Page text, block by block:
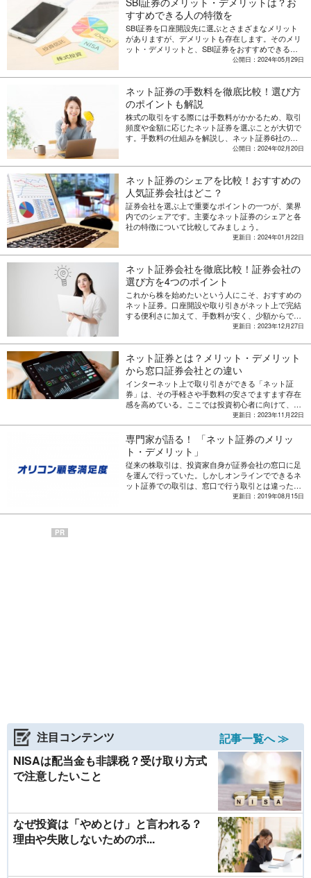
すすめできる人の特徴を
SBI証券を口座開設先に選ぶとさまざまなメリット
がありますが、デメリットも存在します。そのメリ
ット・デメリットと、SBI証券をおすすめできる人
公開日：2024年05月29日
ネット証券の手数料を徹底比較！選び方
のポイントも解説
株式の取引をする際には手数料がかかるため、取引
頻度や金額に応じたネット証券を選ぶことが大切で
す。手数料の仕組みを解説し、ネット証券6社の手
公開日：2024年02月20日
ネット証券のシェアを比較！おすすめの
人気証券会社はどこ？
証券会社を選ぶ上で重要なポイントの一つが、業界
内でのシェアです。主要なネット証券のシェアと各
社の特徴について比較してみましょう。
更新日：2024年01月22日
ネット証券会社を徹底比較！証券会社の
選び方を4つのポイント
これから株を始めたいという人にこそ、おすすめの
ネット証券。口座開設や取り引きがネット上で完結
する便利さに加えて、手数料が安く、少額からでも
始めやすいのが特長だ。一方で、対面でのサポート
集して判断する必要がある。そのため、投資初心者
にとってはおトクに利用でき、自分が必要なサポー
トが手に入る証券会社を選ぶのが大事になる。ここ
では、ネット証券を選ぶにあたって比較するべきポ
イントを紹介する。
更新日：2023年12月27日
ネット証券とは？メリット・デメリット
から窓口証券会社との違い
インターネット上で取り引きができる「ネット証
券」は、その手軽さや手数料の安さでますます存在
感を高めている。ここでは投資初心者に向けて、ネ
ット証券のメリット・デメリットの紹介とともに、
自分に合っているのはどちらなのかを選ぶための基
準を解説する。また、一口に投資といっても「株
式」「FX」「ETF」「先物」……などと商品はさま
ざま。そこで、ネット証券で主に取り扱われる商品
の特徴を簡単に紹介。特徴を知って、自分に合った
投資商品を探そう。
更新日：2023年11月22日
専門家が語る！ 「ネット証券のメリッ
ト・デメリット」
従来の株取引は、投資家自身が証券会社の窓口に足
を運んで行っていた。しかしオンラインでできるネ
ット証券での取引は、窓口で行う取引とは違ったメ
リットとデメリットがある。ファイナンシャルプラ
する。
更新日：2019年08月15日
PR
注目コンテンツ
記事一覧へ ≫
NISAは配当金も非課税？受け取り方式
で注意したいこと
なぜ投資は「やめとけ」と言われる？
理由や失敗しないためのポ...